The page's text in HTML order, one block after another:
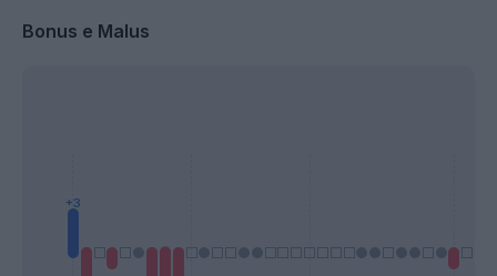
Bonus e Malus